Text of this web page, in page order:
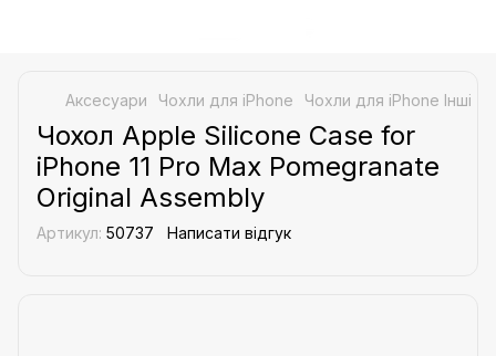
Аксесуари Чохли для iPhone Чохли для iPhone Інші
Чохол Apple Silicone Case for
iPhone 11 Pro Max Pomegranate
Original Assembly
Артикул: 50737 Написати відгук